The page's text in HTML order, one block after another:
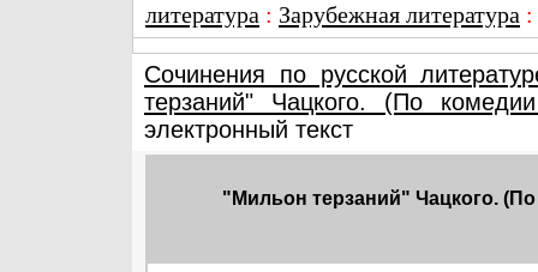
литература : Зарубежная литература
Сочинения по русской
терзаний" Чацкого. (По
электронный текст
"Мильон терзаний" Чацкого.